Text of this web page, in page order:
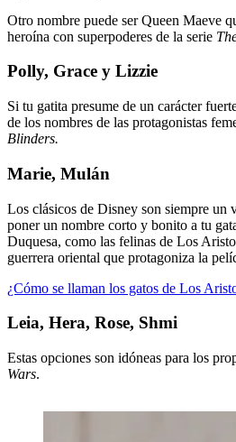
Otro nombre puede ser Queen Maeve
heroína con superpoderes de la serie
Polly, Grace y Lizzie
Si tu gatita presume de un carácter
de los nombres de las protagonistas
Blinders.
Marie, Mulán
Los clásicos de Disney son siempre un
poner un nombre corto y bonito a tu
Duquesa, como las felinas de Los
guerrera oriental que protagoniza la
¿Cómo se llaman los gatos de Los
Leia, Hera, Rose, Shmi
Estas opciones son idóneas para los
Wars.